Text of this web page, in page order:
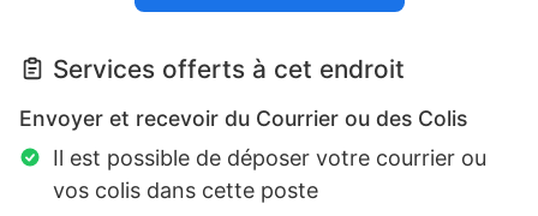
Services offerts à cet endroit
Envoyer et recevoir du Courrier ou des Colis
Il est possible de déposer votre courrier ou
vos colis dans cette poste